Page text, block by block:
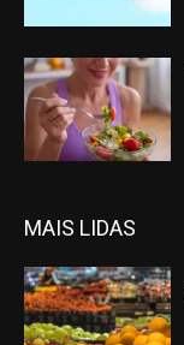
MAIS LIDAS